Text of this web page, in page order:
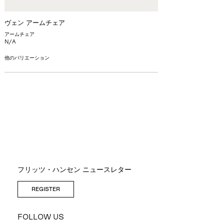
ヴェン アームチェア
アームチェア
N/A
他のバリエーション
フリッツ・ハンセン ニュースレター
REGISTER
FOLLOW US